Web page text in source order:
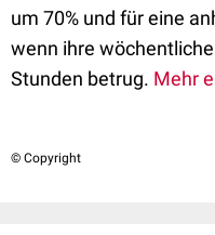
um 70% und für eine
wenn ihre
Stunden betrug. Mehr
© Copyright